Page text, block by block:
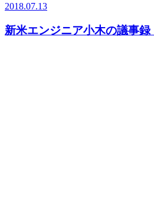
2018.07.13
新米エンジニア小木の議事